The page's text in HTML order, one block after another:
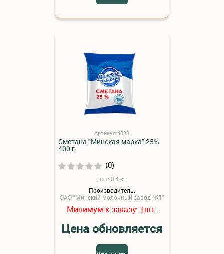
Артикул:4088
Сметана "Минская марка" 25%
400 г
(0)
1шт: 0,4 кг.
Производитель:
ОАО "Минский молочный завод №1"
Минимум к заказу: 1шт.
Цена обновляется